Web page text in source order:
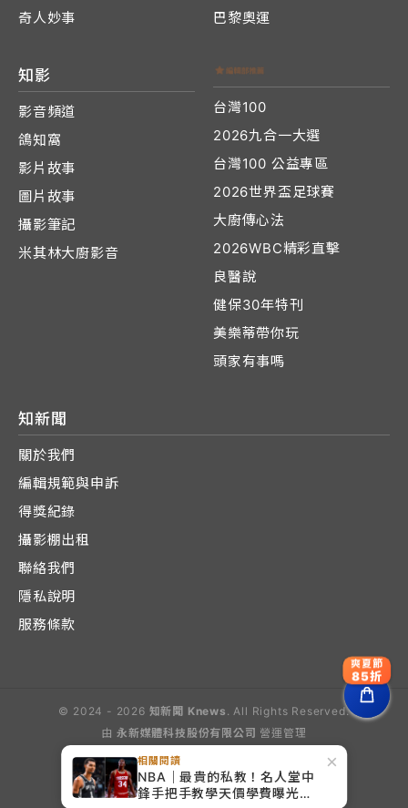
×
相關閱讀
NBA｜最貴的私教！名人堂中
鋒手把手教學天價學費曝光
奇人妙事
巴黎奧運
知影
影音頻道
鴿知窩
影片故事
圖片故事
攝影筆記
米其林大廚影音
台灣100
2026九合一大選
台灣100 公益專區
2026世界盃足球賽
大廚傳心法
2026WBC精彩直擊
良醫說
健保30年特刊
美樂蒂帶你玩
頭家有事嗎
知新聞
關於我們
編輯規範與申訴
得獎紀錄
攝影棚出租
聯絡我們
隱私說明
服務條款
© 2024 - 2026 知新聞 Knews . All Rights Reserved.
由 永新媒體科技股份有限公司 營運管理
爽夏節
85折